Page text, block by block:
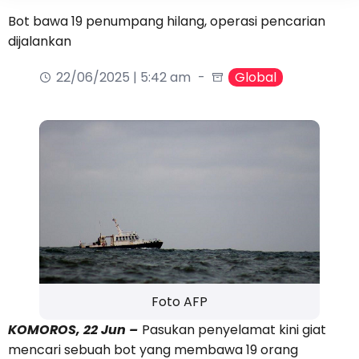
Bot bawa 19 penumpang hilang, operasi pencarian
dijalankan
22/06/2025 | 5:42 am
Global
Foto AFP
KOMOROS, 22 Jun – Pasukan penyelamat kini giat
mencari sebuah bot yang membawa 19 orang